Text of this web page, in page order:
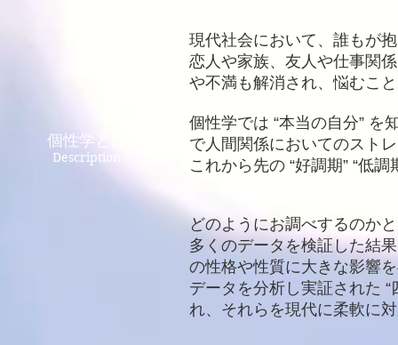
個性学とは
Description
現代社会において、誰もが
恋人や家族、友人や仕事関
や不満も解消され、悩むこ
個性学では “本当の自分” を
で人間関係においてのスト
これから先の “好調期” “低
どのようにお調べするのか
多くのデータを検証した結
の性格や性質に大きな影響
データを分析し実証された
れ、それらを現代に柔軟に